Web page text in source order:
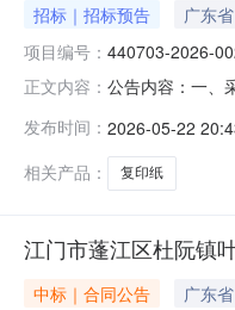
招标｜招标预告 广东
项目编号： 440703-2026-
正文内容： 公告内容：一、
发布时间：
发布时间： 2026-05-22
相关产品：
复印纸
江门市蓬江区杜阮镇
中标｜合同公告 广东